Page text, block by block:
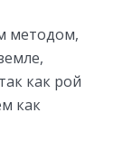
методом,
как рой
как